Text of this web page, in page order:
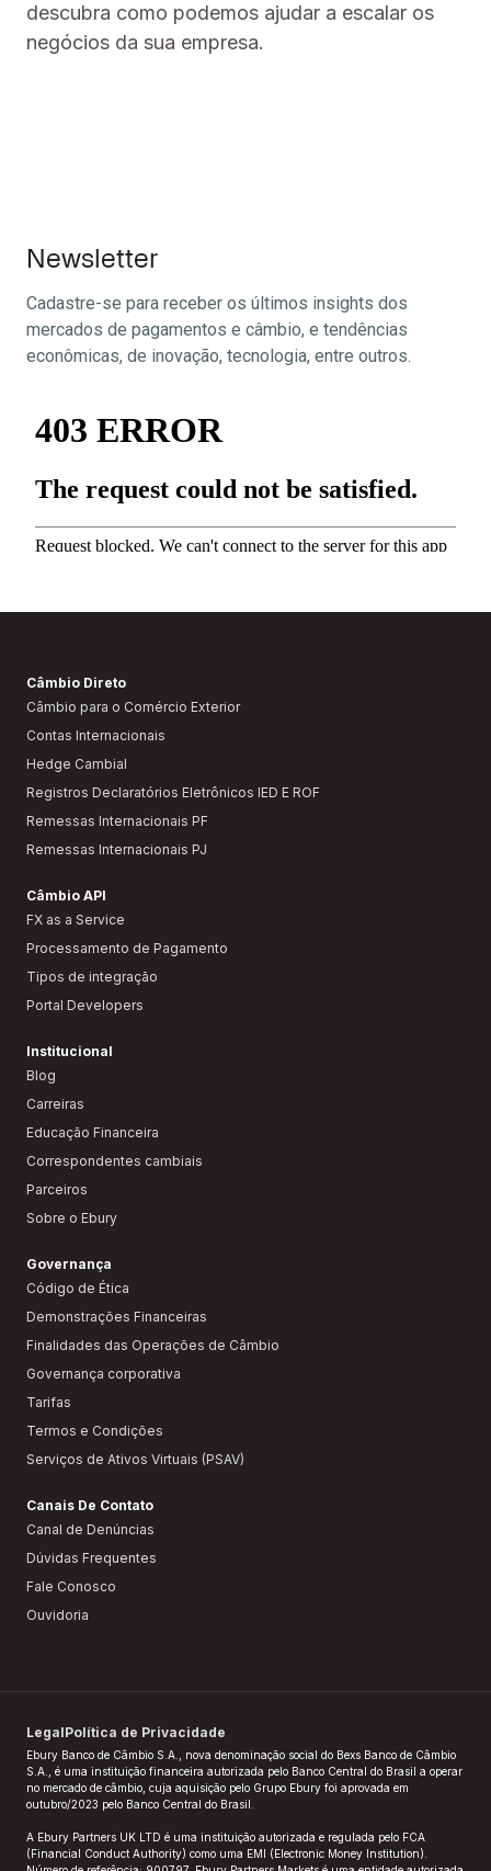
descubra como podemos ajudar a escalar os
negócios da sua empresa.
Newsletter
Cadastre-se para receber os últimos insights dos
mercados de pagamentos e câmbio, e tendências
econômicas, de inovação, tecnologia, entre outros.
Câmbio Direto
Câmbio para o Comércio Exterior
Contas Internacionais
Hedge Cambial
Registros Declaratórios Eletrônicos IED E ROF
Remessas Internacionais PF
Remessas Internacionais PJ
Câmbio API
FX as a Service
Processamento de Pagamento
Tipos de integração
Portal Developers
Institucional
Blog
Carreiras
Educação Financeira
Correspondentes cambiais
Parceiros
Sobre o Ebury
Governança
Código de Ética
Demonstrações Financeiras
Finalidades das Operações de Câmbio
Governança corporativa
Tarifas
Termos e Condições
Serviços de Ativos Virtuais (PSAV)
Canais De Contato
Canal de Denúncias
Dúvidas Frequentes
Fale Conosco
Ouvidoria
LegalPolítica de Privacidade
Ebury Banco de Câmbio S.A., nova denominação social do Bexs Banco de Câmbio
S.A., é uma instituição financeira autorizada pelo Banco Central do Brasil a operar
no mercado de câmbio, cuja aquisição pelo Grupo Ebury foi aprovada em
outubro/2023 pelo Banco Central do Brasil.​
A Ebury Partners UK LTD é uma instituição autorizada e regulada pelo FCA
(Financial Conduct Authority) como uma EMI (Electronic Money Institution).